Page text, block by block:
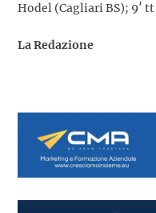
Hodel (Cagliari BS); 9′
La Redazione